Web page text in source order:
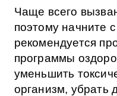
Чаще всего
поэтому начните
рекомендуется
программы
уменьшить
организм, убрать